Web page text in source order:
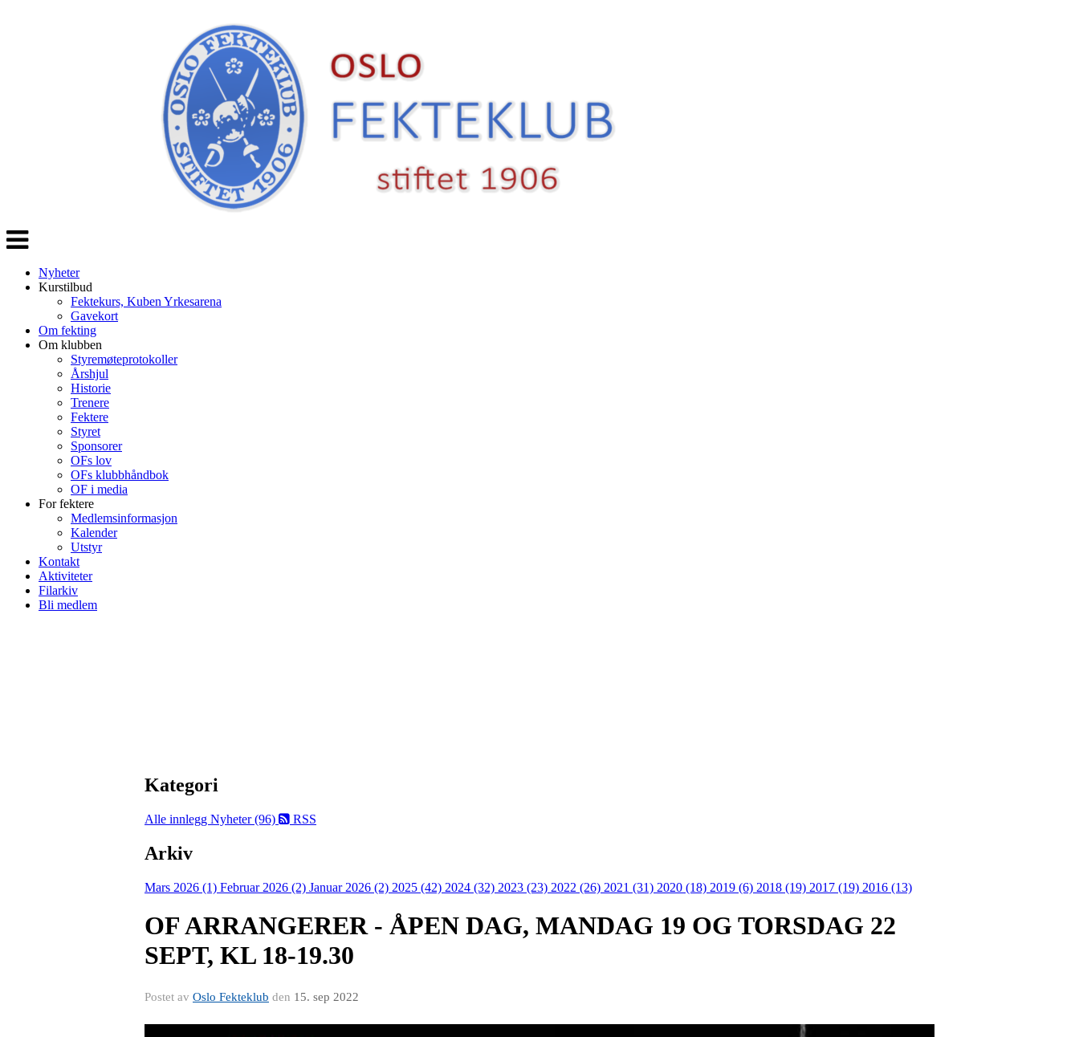
Veksle
navigasjon
Nyheter
Kurstilbud
Fektekurs, Kuben Yrkesarena
Gavekort
Om fekting
Om klubben
Styremøteprotokoller
Årshjul
Historie
Trenere
Fektere
Styret
Sponsorer
OFs lov
OFs klubbhåndbok
OF i media
For fektere
Medlemsinformasjon
Kalender
Utstyr
Kontakt
Aktiviteter
Filarkiv
Bli medlem
Kategori
Alle innlegg Nyheter (96) RSS
Arkiv
Mars 2026 (1) Februar 2026 (2) Januar 2026 (2) 2025 (42) 2024 (32) 2023 (23) 2022 (26) 2021 (31) 2020 (18) 2019 (6) 2018 (19) 2017 (19) 2016 (13)
OF ARRANGERER - ÅPEN DAG, MANDAG 19 OG TORSDAG 22
SEPT, KL 18-19.30
Postet av Oslo Fekteklub den 15. sep 2022